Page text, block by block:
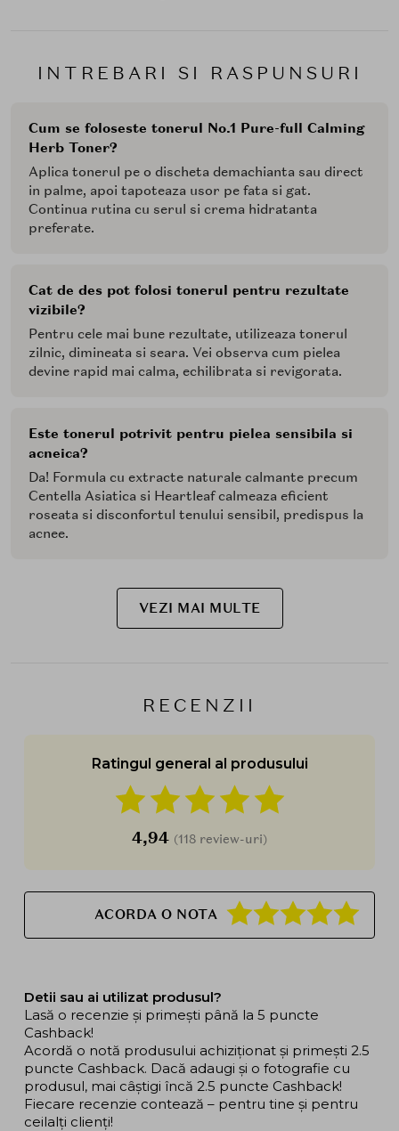
INTREBARI SI RASPUNSURI
Cum se foloseste tonerul No.1 Pure-full Calming
Herb Toner?
Aplica tonerul pe o discheta demachianta sau direct
in palme, apoi tapoteaza usor pe fata si gat.
Continua rutina cu serul si crema hidratanta
preferate.
Cat de des pot folosi tonerul pentru rezultate
vizibile?
Pentru cele mai bune rezultate, utilizeaza tonerul
zilnic, dimineata si seara. Vei observa cum pielea
devine rapid mai calma, echilibrata si revigorata.
Este tonerul potrivit pentru pielea sensibila si
acneica?
Da! Formula cu extracte naturale calmante precum
Centella Asiatica si Heartleaf calmeaza eficient
roseata si disconfortul tenului sensibil, predispus la
acnee.
VEZI MAI MULTE
RECENZII
Ratingul general al produsului
4,94 (118 review-uri)
ACORDA O NOTA
Detii sau ai utilizat produsul?
Lasă o recenzie și primești până la 5 puncte
Cashback!
Acordă o notă produsului achiziționat și primești 2.5
puncte Cashback. Dacă adaugi și o fotografie cu
produsul, mai câștigi încă 2.5 puncte Cashback!
Fiecare recenzie contează – pentru tine și pentru
ceilalți clienți!